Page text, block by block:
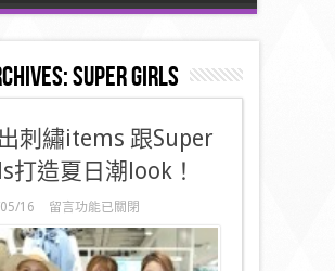
Super Girls
刺繡items 跟Super
打造夏日潮look！
16
在
〈GU
出
刺
留言功能已關閉